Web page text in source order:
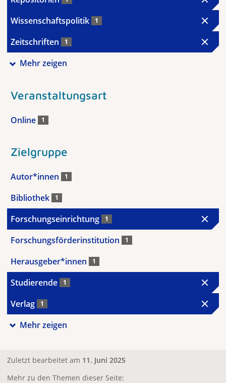
Wissenschaftspolitik 1
Zeitschriften 1
Mehr zeigen
Veranstaltungsart
Online 1
Zielgruppe
Autor*innen 1
Bibliothek 1
Forschungseinrichtung 1
Forschungsförderinstitution 1
Herausgeber*innen 1
Studierende 1
Verlag 1
Mehr zeigen
Zuletzt bearbeitet am 11. Juni 2025
Mehr zu den Themen dieser Seite: